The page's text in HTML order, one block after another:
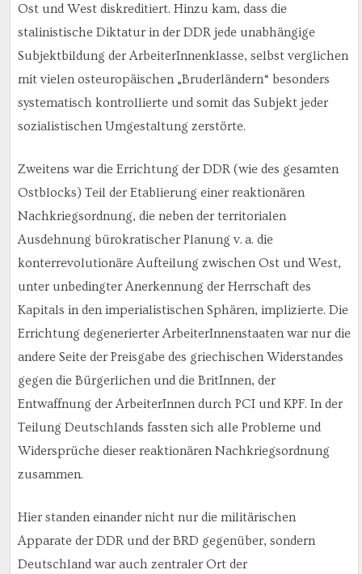
Ost und West diskreditiert. Hinzu kam, dass die
stalinistische Diktatur in der DDR jede unabhängige
Subjektbildung der ArbeiterInnenklasse, selbst verglichen
mit vielen osteuropäischen „Bruderländern“ besonders
systematisch kontrollierte und somit das Subjekt jeder
sozialistischen Umgestaltung zerstörte.
Zweitens war die Errichtung der DDR (wie des gesamten
Ostblocks) Teil der Etablierung einer reaktionären
Nachkriegsordnung, die neben der territorialen
Ausdehnung bürokratischer Planung v. a. die
konterrevolutionäre Aufteilung zwischen Ost und West,
unter unbedingter Anerkennung der Herrschaft des
Kapitals in den imperialistischen Sphären, implizierte. Die
Errichtung degenerierter ArbeiterInnenstaaten war nur die
andere Seite der Preisgabe des griechischen Widerstandes
gegen die Bürgerlichen und die BritInnen, der
Entwaffnung der ArbeiterInnen durch PCI und KPF. In der
Teilung Deutschlands fassten sich alle Probleme und
Widersprüche dieser reaktionären Nachkriegsordnung
zusammen.
Hier standen einander nicht nur die militärischen
Apparate der DDR und der BRD gegenüber, sondern
Deutschland war auch zentraler Ort der